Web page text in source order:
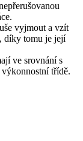
vyjmout a vzít
díky tomu je její
ve srovnání s
třídě.